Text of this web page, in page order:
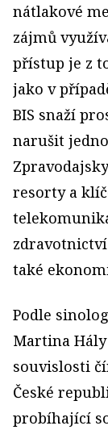
nátlakové
zájmů
přístup je z
jako v
BIS snaží
narušit
resorty a
také
Podle
Martina
souvislosti
České
probíhající